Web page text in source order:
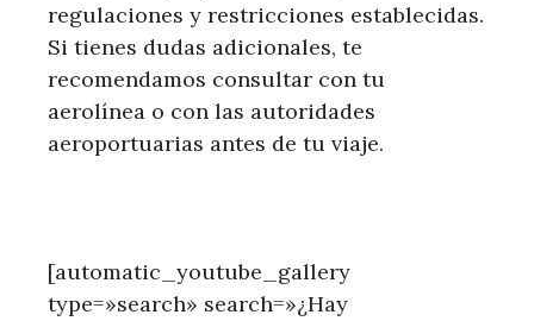
regulaciones y restricciones establecidas.
Si tienes dudas adicionales, te
recomendamos consultar con tu
aerolínea o con las autoridades
aeroportuarias antes de tu viaje.
[automatic_youtube_gallery
type=»search» search=»¿Hay